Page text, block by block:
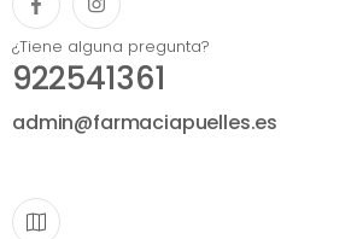
¿Tiene alguna pregunta?
922541361
admin@farmaciapuelles.es